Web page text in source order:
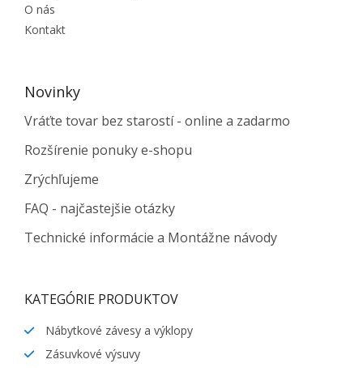
O nás
Kontakt
Novinky
Vráťte tovar bez starostí - online a zadarmo
Rozšírenie ponuky e-shopu
Zrýchľujeme
FAQ - najčastejšie otázky
Technické informácie a Montážne návody
KATEGÓRIE PRODUKTOV
Nábytkové závesy a výklopy
Zásuvkové výsuvy